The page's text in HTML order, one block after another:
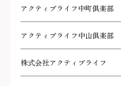
アクティブライフ中町倶楽部
アクティブライフ中山倶楽部
株式会社アクティブライフ